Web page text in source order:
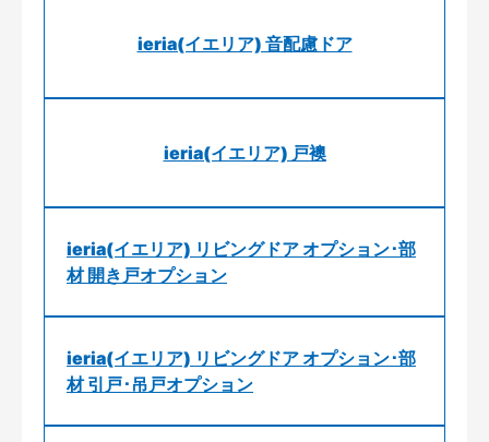
ieria(イエリア) 音配慮ドア
ieria(イエリア) 戸襖
ieria(イエリア) リビングドア オプション･部
材 開き戸オプション
ieria(イエリア) リビングドア オプション･部
材 引戸･吊戸オプション